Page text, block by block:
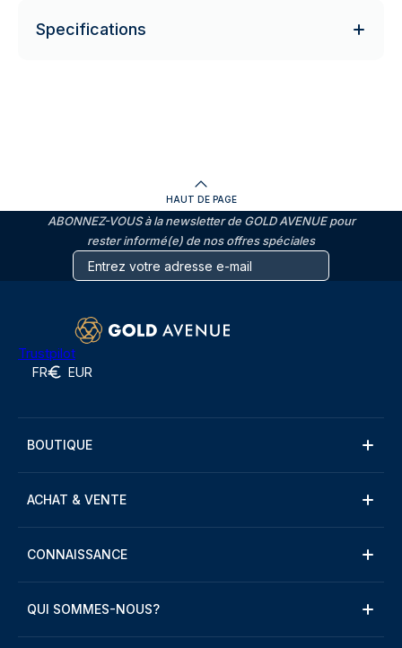
Specifications
HAUT DE PAGE
ABONNEZ-VOUS à la newsletter de GOLD AVENUE pour
rester informé(e) de nos offres spéciales
Trustpilot
FR EUR
BOUTIQUE
ACHAT & VENTE
CONNAISSANCE
QUI SOMMES-NOUS?